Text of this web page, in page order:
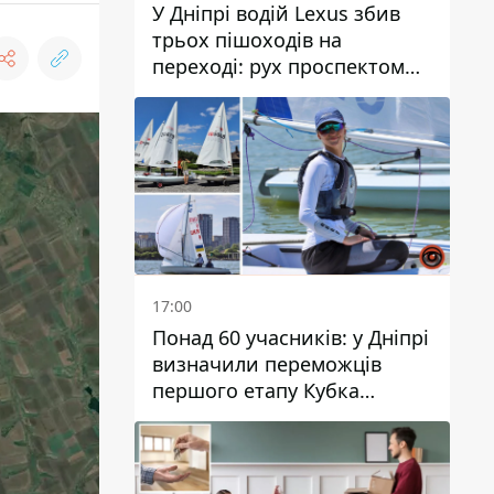
У Дніпрі водій Lexus збив
трьох пішоходів на
переході: рух проспектом
Науки ускладнений
17:00
Понад 60 учасників: у Дніпрі
визначили переможців
першого етапу Кубка
України з вітрильного
спорту